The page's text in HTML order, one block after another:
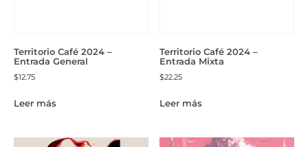
Territorio Café 2024 –
Entrada General
$12.75
Leer más
Territorio Café 2024 –
Entrada Mixta
$22.25
Leer más